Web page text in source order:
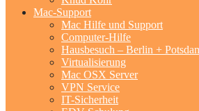
Mac-Support
Mac Hilfe und Support
Computer-Hilfe
Hausbesuch – Berlin +
Virtualisierung
Mac OSX Server
VPN Service
IT-Sicherheit